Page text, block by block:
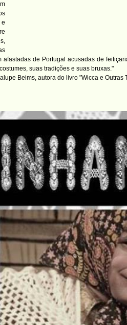
afastadas de Portugal acusadas de
suas tradições e suas bruxas."
Beims, autora do livro "Wicca e Outras